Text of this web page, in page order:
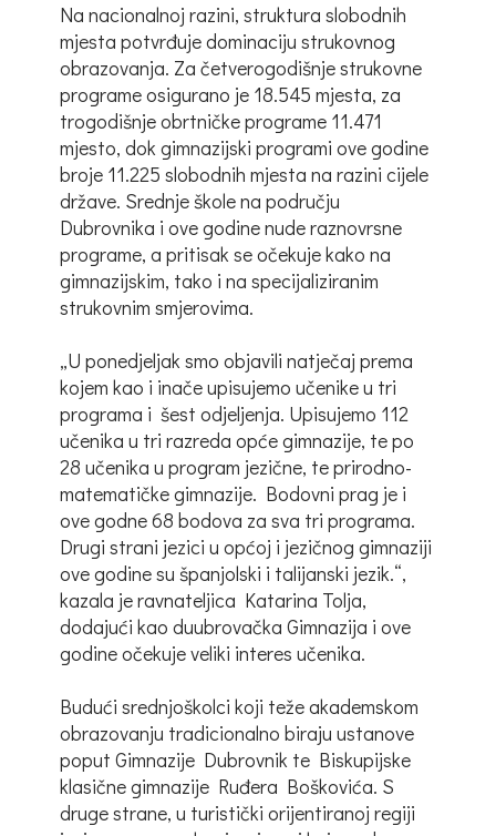
Na nacionalnoj razini, struktura slobodnih
mjesta potvrđuje dominaciju strukovnog
obrazovanja. Za četverogodišnje strukovne
programe osigurano je 18.545 mjesta, za
trogodišnje obrtničke programe 11.471
mjesto, dok gimnazijski programi ove godine
broje 11.225 slobodnih mjesta na razini cijele
države. Srednje škole na području
Dubrovnika i ove godine nude raznovrsne
programe, a pritisak se očekuje kako na
gimnazijskim, tako i na specijaliziranim
strukovnim smjerovima.
„U ponedjeljak smo objavili natječaj prema
kojem kao i inače upisujemo učenike u tri
programa i šest odjeljenja. Upisujemo 112
učenika u tri razreda opće gimnazije, te po
28 učenika u program jezične, te prirodno-
matematičke gimnazije. Bodovni prag je i
ove godne 68 bodova za sva tri programa.
Drugi strani jezici u općoj i jezičnog gimnaziji
ove godine su španjolski i talijanski jezik.“,
kazala je ravnateljica Katarina Tolja,
dodajući kao duubrovačka Gimnazija i ove
godine očekuje veliki interes učenika.
Budući srednjoškolci koji teže akademskom
obrazovanju tradicionalno biraju ustanove
poput Gimnazije Dubrovnik te Biskupijske
klasične gimnazije Ruđera Boškovića. S
druge strane, u turistički orijentiranoj regiji